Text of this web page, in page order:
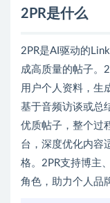
2PR是什么
2PR是AI驱动的
成高质量的帖子。
用户个人资料，生
基于音频访谈或总
优质帖子，整个过
台，深度优化内容
格。2PR支持博主
角色，助力个人品